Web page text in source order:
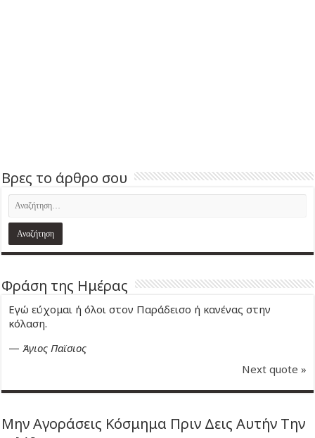
Βρες το άρθρο σου
Φράση της Ημέρας
Εγώ εύχομαι ή όλοι στον Παράδεισο ή κανένας στην
κόλαση.
—Άγιος Παϊσιος
Next quote »
Μην Αγοράσεις Κόσμημα Πριν Δεις Αυτήν Την